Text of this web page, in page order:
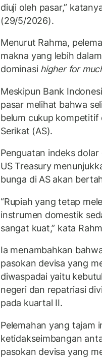
diuji oleh pasar,”
(29/5/2026).
Menurut Rahma,
makna yang lebih
dominasi higher for
Meskipun Bank
pasar melihat bahwa
belum cukup kompetitif
Serikat (AS).
Penguatan indeks dolar
US Treasury
bunga di AS akan
“Rupiah yang tetap
instrumen domestik
sangat kuat,” kata
Ia menambahkan
pasokan devisa yang
diwaspadai yaitu
negeri dan repatriasi
pada kuartal II.
Pelemahan yang tajam
ketidakseimbangan
pasokan devisa yang